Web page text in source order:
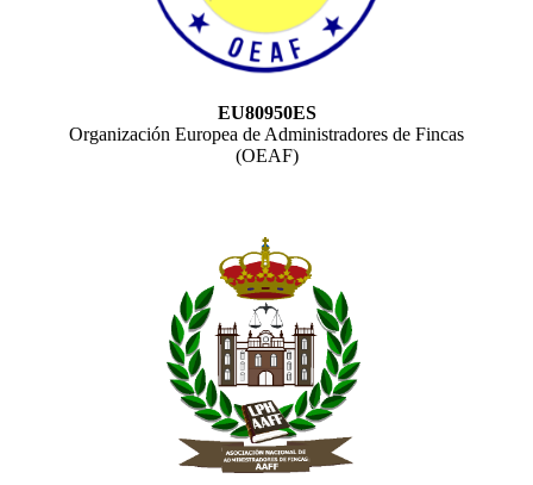
EU80950ES
Organización Europea de Administradores de Fincas
(OEAF)